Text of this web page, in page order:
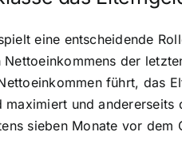
eine entscheidende
der
führt, das
maximiert und
sieben Monate vor